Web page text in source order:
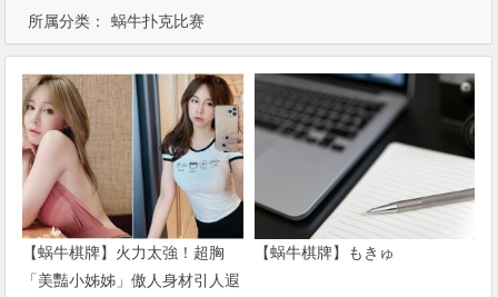
所属分类： 蜗牛扑克比赛
【蜗牛棋牌】火力太強！超胸
「美豔小姊姊」傲人身材引人遐
【蜗牛棋牌】もきゅ